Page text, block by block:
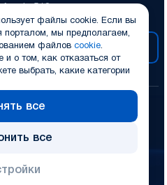
оф. 518
Системс Текнолоджи
и сайта
файлы cookie. Если вы
порталом, мы предполагаем,
файловcookie.
и о том, как отказаться от
выбрать, какие категории
все
все